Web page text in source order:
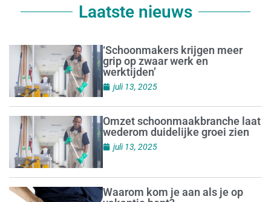
Laatste nieuws
‘Schoonmakers krijgen meer
grip op zwaar werk en
werktijden’
juli 13, 2025
Omzet schoonmaakbranche laat
wederom duidelijke groei zien
juli 13, 2025
Waarom kom je aan als je op